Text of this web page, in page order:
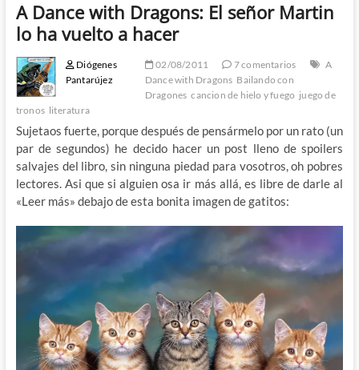
A Dance with Dragons: El señor Martin
lo ha vuelto a hacer
Diógenes
Pantarújez
02/08/2011 7 comentarios
A
Dance with Dragons Bailando con
Dragones cancion de hielo y fuego juego de
tronos literatura
Sujetaos fuerte, porque después de pensármelo por un rato (un
par de segundos) he decido hacer un post lleno de spoilers
salvajes del libro, sin ninguna piedad para vosotros, oh pobres
lectores. Asi que si alguien osa ir más allá, es libre de darle al
«Leer más» debajo de esta bonita imagen de gatitos: